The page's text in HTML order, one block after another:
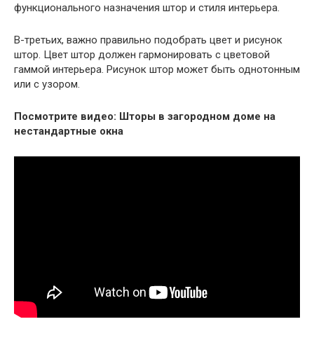
функционального назначения штор и стиля интерьера.
В-третьих, важно правильно подобрать цвет и рисунок
штор. Цвет штор должен гармонировать с цветовой
гаммой интерьера. Рисунок штор может быть однотонным
или с узором.
Посмотрите видео: Шторы в загородном доме на
нестандартные окна